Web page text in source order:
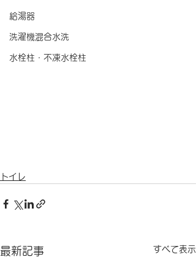
給湯器
洗濯機混合水洗
水栓柱・不凍水栓柱
トイレ
最新記事 すべて表示